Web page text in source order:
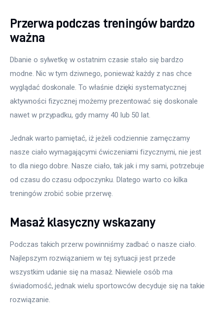
Przerwa podczas treningów bardzo
ważna
Dbanie o sylwetkę w ostatnim czasie stało się bardzo
modne. Nic w tym dziwnego, ponieważ każdy z nas chce
wyglądać doskonale. To właśnie dzięki systematycznej
aktywności fizycznej możemy prezentować się doskonale
nawet w przypadku, gdy mamy 40 lub 50 lat.
Jednak warto pamiętać, iż jeżeli codziennie zamęczamy
nasze ciało wymagającymi ćwiczeniami fizycznymi, nie jest
to dla niego dobre. Nasze ciało, tak jak i my sami, potrzebuje
od czasu do czasu odpoczynku. Dlatego warto co kilka
treningów zrobić sobie przerwę.
Masaż klasyczny wskazany
Podczas takich przerw powinniśmy zadbać o nasze ciało.
Najlepszym rozwiązaniem w tej sytuacji jest przede
wszystkim udanie się na masaż. Niewiele osób ma
świadomość, jednak wielu sportowców decyduje się na takie
rozwiązanie.